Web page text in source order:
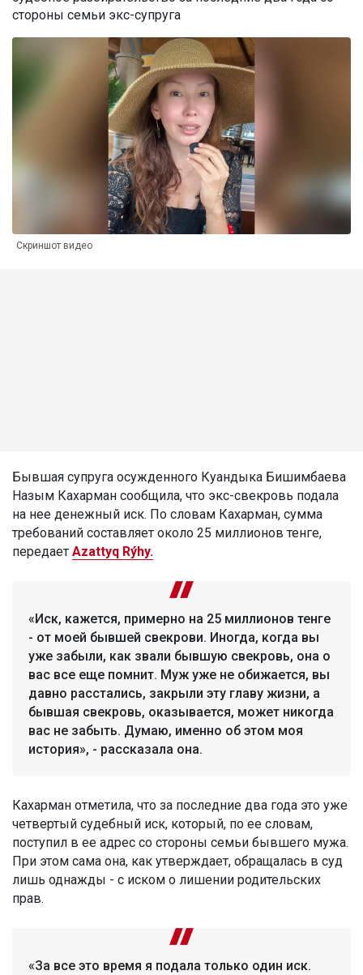
стороны семьи экс-супруга
Скриншот видео
Бывшая супруга осужденного Куандыка Бишимбаева
Назым Кахарман сообщила, что экс-свекровь подала
на нее денежный иск. По словам Кахарман, сумма
требований составляет около 25 миллионов тенге,
передает Azattyq Rýhy.
«Иск, кажется, примерно на 25 миллионов тенге
- от моей бывшей свекрови. Иногда, когда вы
уже забыли, как звали бывшую свекровь, она о
вас все еще помнит. Муж уже не обижается, вы
давно расстались, закрыли эту главу жизни, а
бывшая свекровь, оказывается, может никогда
вас не забыть. Думаю, именно об этом моя
история», - рассказала она.
Кахарман отметила, что за последние два года это уже
четвертый судебный иск, который, по ее словам,
поступил в ее адрес со стороны семьи бывшего мужа.
При этом сама она, как утверждает, обращалась в суд
лишь однажды - с иском о лишении родительских
прав.
«За все это время я подала только один иск.